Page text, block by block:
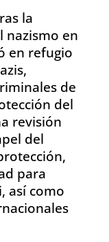
la
nazismo en
en refugio
de
del
revisión
del
para
así como